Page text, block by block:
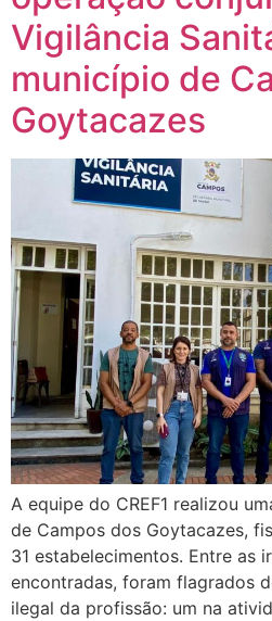
Vigilância
município de
Goytacazes
A equipe do CREF1 realizou
de Campos dos Goytacazes,
31 estabelecimentos. Entre as
encontradas, foram flagrados
ilegal da profissão: um na